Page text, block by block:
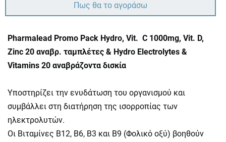
Πως θα το αγοράσω
Pharmalead Promo Pack Hydro, Vit. C 1000mg, Vit. D,
Zinc 20 αναβρ. ταμπλέτες & Hydro Electrolytes &
Vitamins 20 αναβράζοντα δισκία
Υποστηρίζει την ενυδάτωση του οργανισμού και
συμβάλλει στη διατήρηση της ισορροπίας των
ηλεκτρολυτών.
Οι Βιταμίνες Β12, Β6, Β3 και Β9 (Φολικό οξύ) βοηθούν